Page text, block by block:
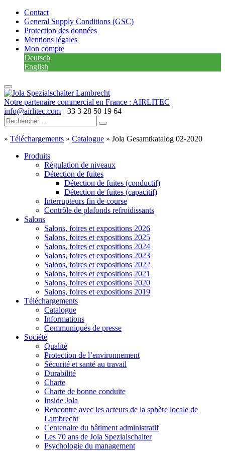
Contact
General Supply Conditions (GSC)
Protection des données
Mentions légales
Mon compte
Deutsch
English
Notre partenaire commercial en France : AIRLITEC
info@airlitec.com +33 3 28 50 19 64
» Téléchargements » Catalogue » Jola Gesamtkatalog 02-2020
Produits
Régulation de niveaux
Détection de fuites
Détection de fuites (conductif)
Détection de fuites (capacitif)
Interrupteurs fin de course
Contrôle de plafonds refroidissants
Salons
Salons, foires et expositions 2026
Salons, foires et expositions 2025
Salons, foires et expositions 2024
Salons, foires et expositions 2023
Salons, foires et expositions 2022
Salons, foires et expositions 2021
Salons, foires et expositions 2020
Salons, foires et expositions 2019
Téléchargements
Catalogue
Informations
Communiqués de presse
Société
Qualité
Protection de l’environnement
Sécurité et santé au travail
Durabilité
Charte
Charte de bonne conduite
Inside Jola
Rencontre avec les acteurs de la sphère locale de
Lambrecht
Centenaire du bâtiment administratif
Les 70 ans de Jola Spezialschalter
Psychologie du management